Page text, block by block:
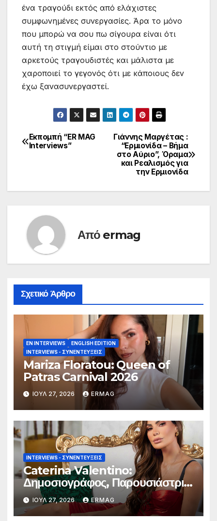
ένα τραγούδι εκτός από ελάχιστες
συμφωνημένες συνεργασίες. Άρα το μόνο
που μπορώ να σου πω σίγουρα είναι ότι
αυτή τη στιγμή είμαι στο στούντιο με
αρκετούς τραγουδιστές και μάλιστα με
χαροποιεί το γεγονός ότι με κάποιους δεν
έχω ξανασυνεργαστεί.
Πλοήγηση
Γιάννης Μαργέτας :
“Ερμιονίδα – Βήμα
στο Αύριο”, Όραμα
και Ρεαλισμός για
την Ερμιονίδα
Εκπομπή “ER MAG
Interviews”
Από ermag
Σχετικό Άρθρο
EN INTERVIEWS
ENGLISH EDITION
INTERVIEWS - ΣΥΝΕΝΤΕΎΞΕΙΣ
Mariza Floratou: Queen of
Patras Carnival 2026
ΙΟΎΛ 27, 2026 ERMAG
INTERVIEWS - ΣΥΝΕΝΤΕΎΞΕΙΣ
Caterina Valentino:
Δημοσιογράφος, Παρουσιάστρια
τηλεόρασης και ραδιοφώνου,
συγγραφέας και μοντέλο.
ΙΟΎΛ 27, 2026 ERMAG